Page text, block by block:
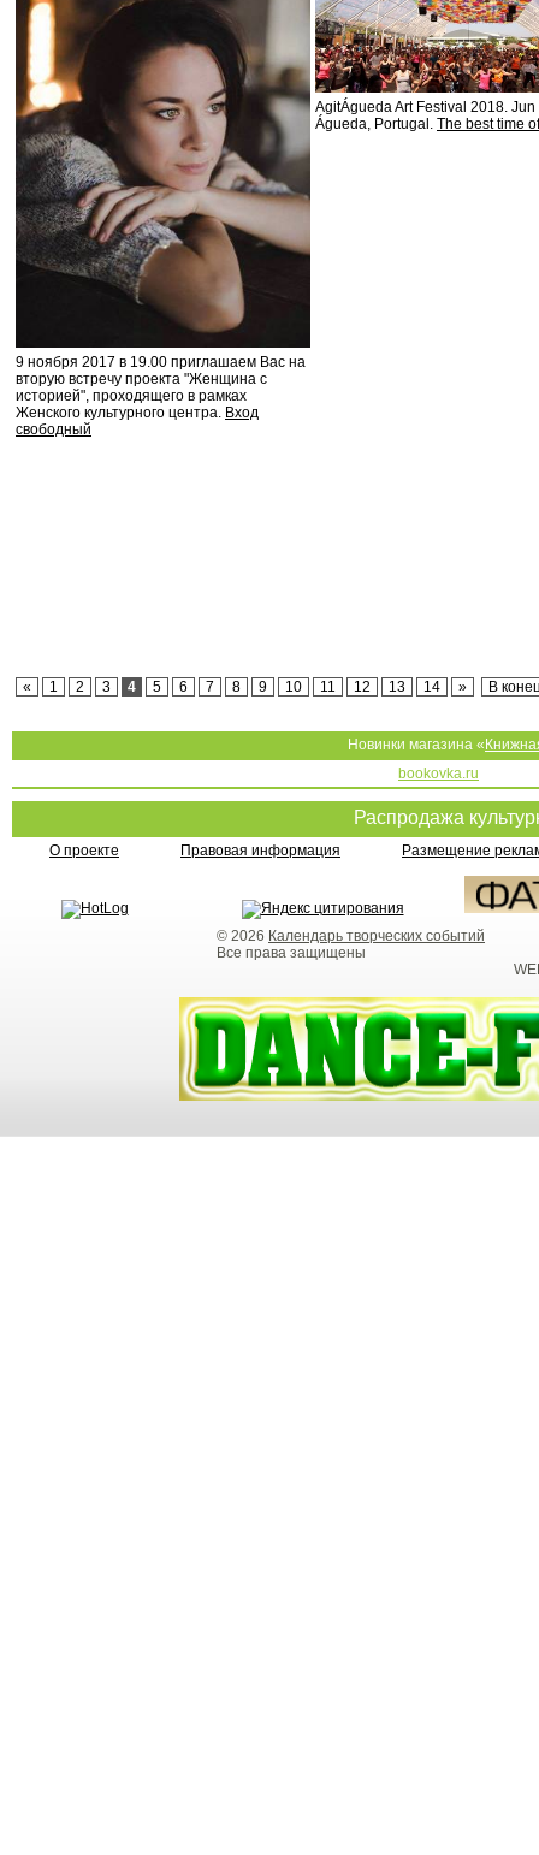
9 ноября 2017 в 19.00 приглашаем Вас на
вторую встречу проекта "Женщина с
историей", проходящего в рамках
Женского культурного центра. Вход
свободный
AgitÁgueda Art Festival 2018. Jun
Águeda, Portugal. The best time
« 1 2 3 4 5 6 7 8 9 10 11 12 13 14 » В
Новинки магазина «
bookovka.ru
Распродажа
О проекте Правовая информация Размещение
© 2026 Календарь творческих событий
Все права защищены